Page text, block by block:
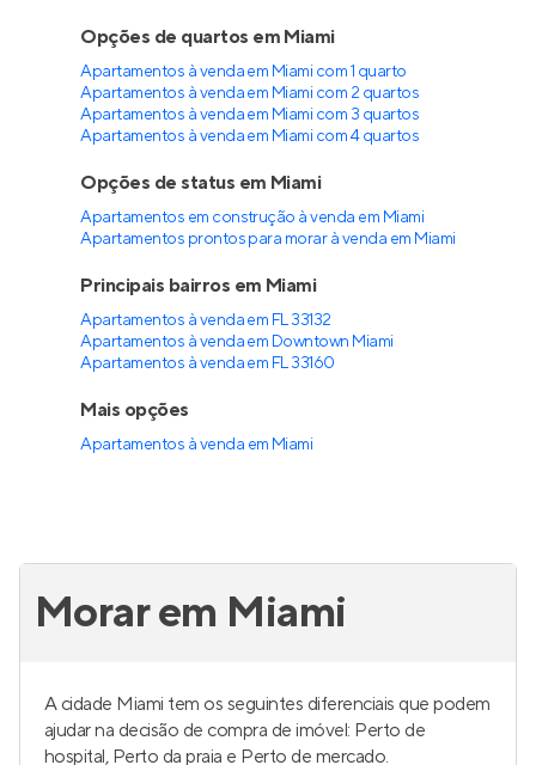
Opções de quartos em Miami
Apartamentos à venda em Miami com 1 quarto
Apartamentos à venda em Miami com 2 quartos
Apartamentos à venda em Miami com 3 quartos
Apartamentos à venda em Miami com 4 quartos
Opções de status em Miami
Apartamentos em construção à venda em Miami
Apartamentos prontos para morar à venda em Miami
Principais bairros em Miami
Apartamentos à venda em FL 33132
Apartamentos à venda em Downtown Miami
Apartamentos à venda em FL 33160
Mais opções
Apartamentos à venda em Miami
Morar em Miami
A cidade Miami tem os seguintes diferenciais que podem
ajudar na decisão de compra de imóvel: Perto de
hospital, Perto da praia e Perto de mercado.